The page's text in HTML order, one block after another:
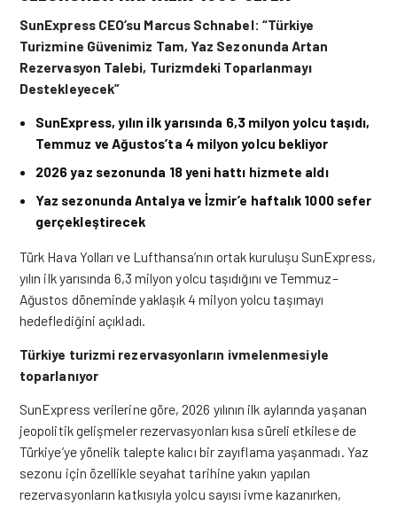
SunExpress CEO’su Marcus Schnabel: “Türkiye
Turizmine Güvenimiz Tam, Yaz Sezonunda Artan
Rezervasyon Talebi, Turizmdeki Toparlanmayı
Destekleyecek”
SunExpress, yılın ilk yarısında 6,3 milyon yolcu taşıdı,
Temmuz ve Ağustos’ta 4 milyon yolcu bekliyor
2026 yaz sezonunda 18 yeni hattı hizmete aldı
Yaz sezonunda Antalya ve İzmir’e haftalık 1000 sefer
gerçekleştirecek
Türk Hava Yolları ve Lufthansa’nın ortak kuruluşu SunExpress,
yılın ilk yarısında 6,3 milyon yolcu taşıdığını ve Temmuz–
Ağustos döneminde yaklaşık 4 milyon yolcu taşımayı
hedeflediğini açıkladı.
Türkiye turizmi rezervasyonların ivmelenmesiyle
toparlanıyor
SunExpress verilerine göre, 2026 yılının ilk aylarında yaşanan
jeopolitik gelişmeler rezervasyonları kısa süreli etkilese de
Türkiye’ye yönelik talepte kalıcı bir zayıflama yaşanmadı. Yaz
sezonu için özellikle seyahat tarihine yakın yapılan
rezervasyonların katkısıyla yolcu sayısı ivme kazanırken,